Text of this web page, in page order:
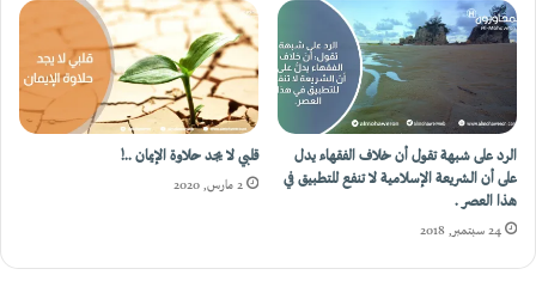
الرد على شبهة تقول أن خلاف الفقهاء يدل
على أن الشريعة الإسلامية لا تنفع للتطبيق في
هذا العصر .
24 سبتمبر, 2018
قلبي لا يجد حلاوة الإيمان ..!
2 مارس, 2020